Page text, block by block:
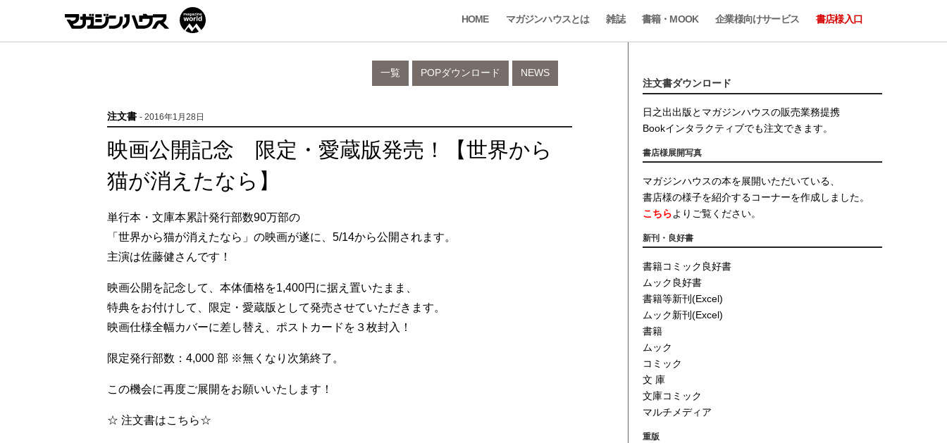
HOME マガジンハウスとは 雑誌 書籍・MOOK 企業様向けサービス 書店様入口
NEWS
POPダウンロード
一覧
注文書 - 2016年1月28日
映画公開記念 限定・愛蔵版発売！【世界から
猫が消えたなら】
単行本・文庫本累計発行部数90万部の
「世界から猫が消えたなら」の映画が遂に、5/14から公開されます。
主演は佐藤健さんです！
映画公開を記念して、本体価格を1,400円に据え置いたまま、
特典をお付けして、限定・愛蔵版として発売させていただきます。
映画仕様全幅カバーに差し替え、ポストカードを３枚封入！
限定発行部数：4,000 部 ※無くなり次第終了。
この機会に再度ご展開をお願いいたします！
☆ 注文書はこちら☆
注文書ダウンロード
日之出出版とマガジンハウスの販売業務提携
Bookインタラクティブでも注文できます。
書店様展開写真
マガジンハウスの本を展開いただいている、
書店様の様子を紹介するコーナーを作成しました。
こちらよりご覧ください。
新刊・良好書
書籍コミック良好書
ムック良好書
書籍等新刊(Excel)
ムック新刊(Excel)
書籍
ムック
コミック
文 庫
文庫コミック
マルチメディア
重版